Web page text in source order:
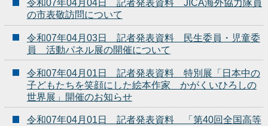
令和07年04月04日 記者発表資料 JICA海外協力隊員
の市表敬訪問について
令和07年04月03日 記者発表資料 民生委員・児童委
員 活動パネル展の開催について
令和07年04月01日 記者発表資料 特別展「日本中の
子どもたちを笑顔にした絵本作家 かがくいひろしの
世界展」開催のお知らせ
令和07年04月01日 記者発表資料 「第40回全国高等